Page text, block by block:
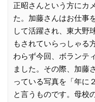
正昭さんという方にカ
た。加藤さんはお仕事
して活躍され、東大野
もされていらっしゃる
わらず今回、ボランテ
ました。その際、加藤
っている写真を「年に
と言うものです。母校